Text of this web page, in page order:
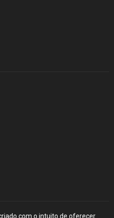
com o intuito de oferecer